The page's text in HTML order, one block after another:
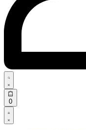
Search
open
0Open
cart
Open
Account
details